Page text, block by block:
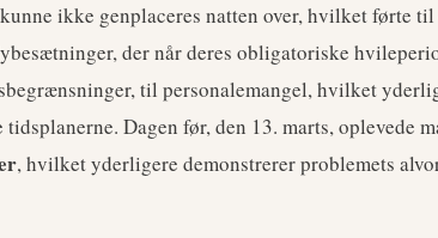
ikke genplaceres natten over, hvilket førte
der når deres obligatoriske
til personalemangel, hvilket
tidsplanerne. Dagen før, den 13. marts, oplevede
, hvilket yderligere demonstrerer problemets